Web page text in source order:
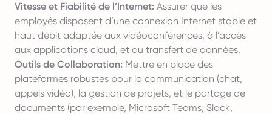
Vitesse et Fiabilité de l’Internet: Assurer que les
employés disposent d’une connexion Internet stable et
haut débit adaptée aux vidéoconférences, à l’accès
aux applications cloud, et au transfert de données.
Outils de Collaboration: Mettre en place des
plateformes robustes pour la communication (chat,
appels vidéo), la gestion de projets, et le partage de
documents (par exemple, Microsoft Teams, Slack,